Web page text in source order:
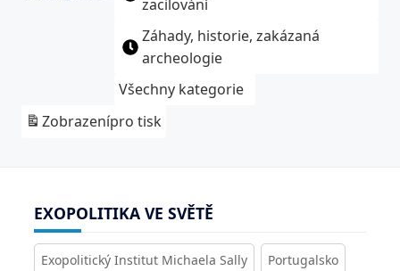
zacilování
Záhady, historie, zakázaná
archeologie
Všechny kategorie
Zobrazenípro tisk
EXOPOLITIKA VE SVĚTĚ
Exopolitický Institut Michaela Sally Portugalsko